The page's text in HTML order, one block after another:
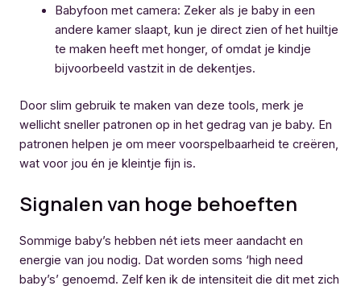
Babyfoon met camera: Zeker als je baby in een
andere kamer slaapt, kun je direct zien of het huiltje
te maken heeft met honger, of omdat je kindje
bijvoorbeeld vastzit in de dekentjes.
Door slim gebruik te maken van deze tools, merk je
wellicht sneller patronen op in het gedrag van je baby. En
patronen helpen je om meer voorspelbaarheid te creëren,
wat voor jou én je kleintje fijn is.
Signalen van hoge behoeften
Sommige baby’s hebben nét iets meer aandacht en
energie van jou nodig. Dat worden soms ‘high need
baby’s’ genoemd. Zelf ken ik de intensiteit die dit met zich